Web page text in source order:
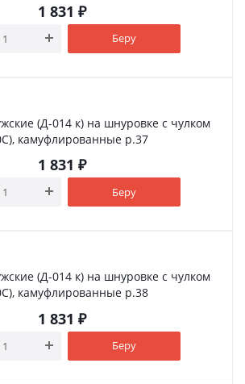
1 831 ₽
Беру
(Д-014 к) на шнуровке с чулком
камуфлированные р.37
1 831 ₽
Беру
(Д-014 к) на шнуровке с чулком
камуфлированные р.38
1 831 ₽
Беру